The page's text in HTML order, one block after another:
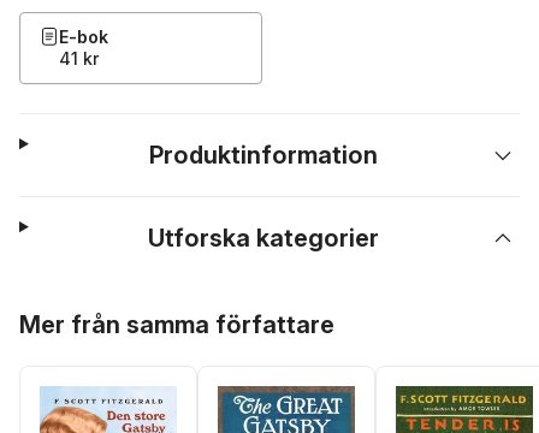
E-bok
41 kr
Produktinformation
Utforska kategorier
Mer från samma författare